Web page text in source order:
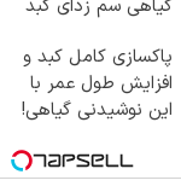
گیاهی سم زدای کبد
پاکسازی کامل کبد و
افزایش طول عمر با
این نوشیدنی گیاهی!